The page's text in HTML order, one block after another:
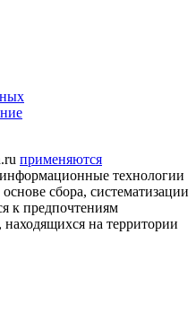
применяются
технологии
сбора, систематизации
к предпочтениям
находящихся на территории